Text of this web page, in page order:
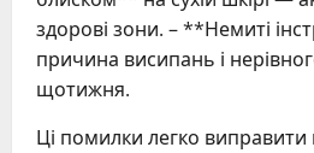
здорові зони. – **Немиті
причина висипань і
щотижня.
Ці помилки легко